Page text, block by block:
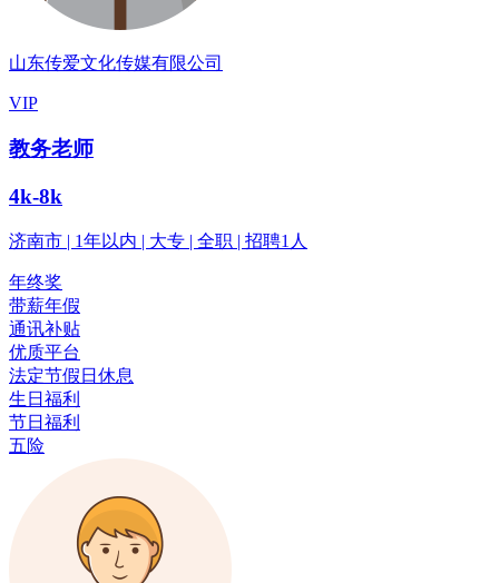
山东传爱文化传媒有限公司
VIP
教务老师
4k-8k
济南市 | 1年以内 | 大专 | 全职 | 招聘1人
年终奖
带薪年假
通讯补贴
优质平台
法定节假日休息
生日福利
节日福利
五险